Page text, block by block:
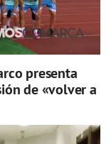
presenta
de «volver a